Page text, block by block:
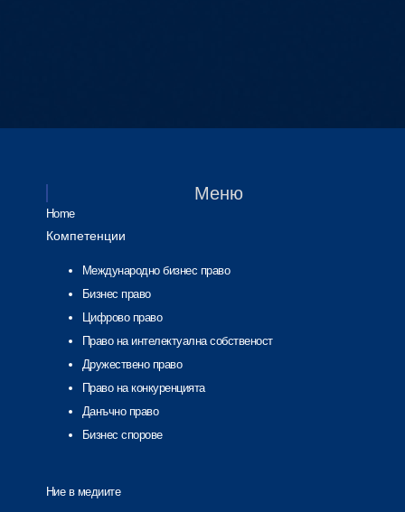
Меню
Home
Компетенции
Международно бизнес право
Бизнес право
Цифрово право
Право на интелектуална собственост
Дружествено право
Право на конкуренцията
Данъчно право
Бизнес спорове
Ние в медиите